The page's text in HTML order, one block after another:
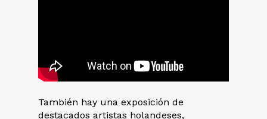
También hay una exposición de
destacados artistas holandeses,